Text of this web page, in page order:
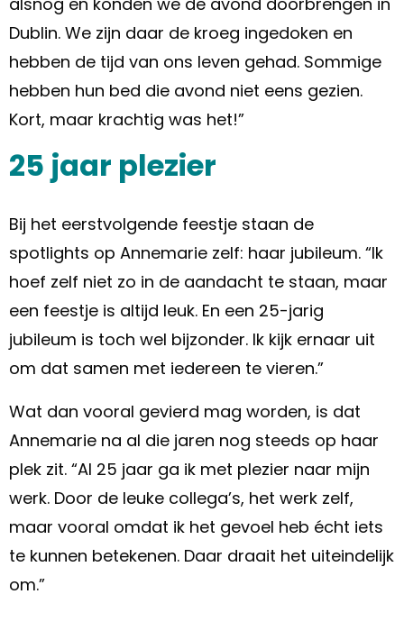
Dublin. We zijn daar de kroeg ingedoken en
hebben de tijd van ons leven gehad. Sommige
hebben hun bed die avond niet eens gezien.
Kort, maar krachtig was het!”
25 jaar plezier
Bij het eerstvolgende feestje staan de
spotlights op Annemarie zelf: haar jubileum. “Ik
hoef zelf niet zo in de aandacht te staan, maar
een feestje is altijd leuk. En een 25-jarig
jubileum is toch wel bijzonder. Ik kijk ernaar uit
om dat samen met iedereen te vieren.”
Wat dan vooral gevierd mag worden, is dat
Annemarie na al die jaren nog steeds op haar
plek zit. “Al 25 jaar ga ik met plezier naar mijn
werk. Door de leuke collega’s, het werk zelf,
maar vooral omdat ik het gevoel heb écht iets
te kunnen betekenen. Daar draait het uiteindelijk
om.”